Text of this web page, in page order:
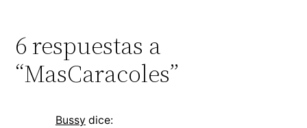
6 respuestas a
“MasCaracoles”
Bussy dice: